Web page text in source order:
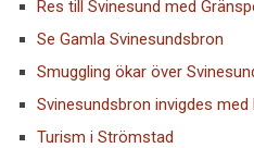
Res till Svinesund med
Se Gamla Svinesundsbron
Smuggling ökar över
Svinesundsbron invigdes
Turism i Strömstad